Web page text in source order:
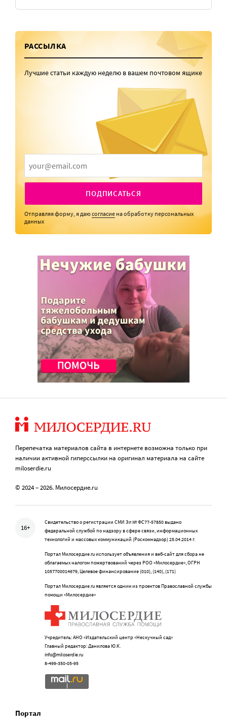
РАССЫЛКА
Лучшие статьи каждую неделю в вашем почтовом ящике
ПОДПИСАТЬСЯ
Отправляя форму, я даюсогласие на обработку персональных
данных
Перепечатка материалов сайта в интернете возможна только при
наличии активной гиперссылки на оригинал материала на сайте
miloserdie.ru
© 2024 – 2026. Милосердие.ru
16+
Свидетельство о регистрации СМИ Эл № ФС77-57850 выдано
федеральной службой по надзору в сфере связи, информационных
технологий и массовых коммуникаций (Роскомнадзор) 25.04.2014 г.
Портал Милосердие.ru использует объявления и веб-сайт для сбора не
облагаемых налогом пожертвований через РОО «Милосердие», ОГРН
1057700014679, Целевое финансирование (010), (140), (171)
Портал Милосердие.ru является одним из проектов Православной службы
помощи «Милосердие»
Учредитель: АНО «Издательский центр «Нескучный сад»
Главный редактор: Данилова Ю.К.
info@miloserdie.ru
8-499-350-05-95
Портал